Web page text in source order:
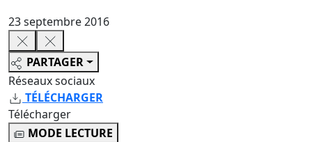
23 septembre 2016
PARTAGER
Réseaux sociaux
TÉLÉCHARGER
Télécharger
MODE LECTURE